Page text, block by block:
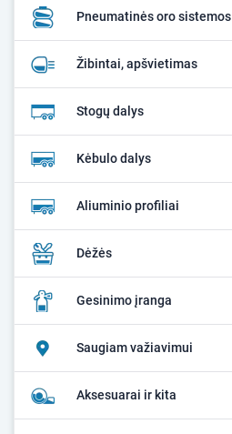
Pneumatinės oro sistemos
Žibintai, apšvietimas
Stogų dalys
Kėbulo dalys
Aliuminio profiliai
Dėžės
Gesinimo įranga
Saugiam važiavimui
Aksesuarai ir kita